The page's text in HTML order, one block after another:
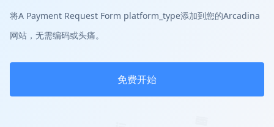
将A Payment Request Form platform_type添加到您的Arcadina
网站，无需编码或头痛。
免费开始